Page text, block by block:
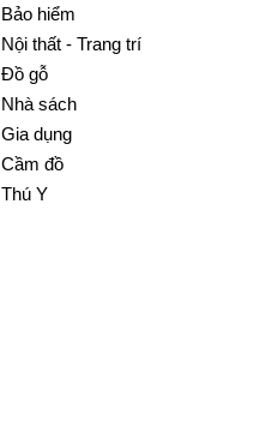
Bảo hiểm
Nội thất - Trang trí
Đồ gỗ
Nhà sách
Gia dụng
Cầm đồ
Thú Y